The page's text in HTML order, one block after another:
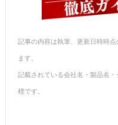
記事の内容は執筆、更新日時時
ます。
記載されている会社名・製品名
標です。